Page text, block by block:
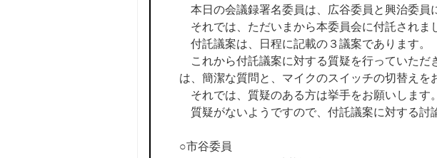
本日の会議録署名委員は、広谷委員と興治委員
それでは、ただいまから本委員会に付託されま
付託議案は、日程に記載の３議案であります。
これから付託議案に対する質疑を行っていただ
は、簡潔な質問と、マイクのスイッチの切替えを
それでは、質疑のある方は挙手をお願いします
質疑がないようですので、付託議案に対する討
○市谷委員